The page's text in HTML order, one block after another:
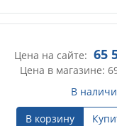
Цена на сайте: 65
Цена в магазине:
В
В корзину